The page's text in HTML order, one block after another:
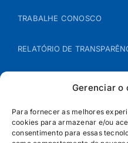
Gerenciar o
Para fornecer as melhores
cookies para armazenar e/ou
consentimento para essas
TRABALHE CONOSCO
RELATÓRIO DE
POLÍTICA DE COOKIES
POLÍTICA DE PRIVACIDADE